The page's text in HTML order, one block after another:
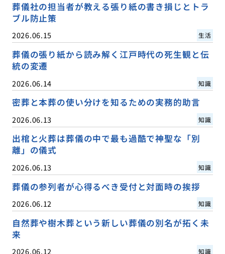
葬儀社の担当者が教える張り紙の書き損じとトラ
ブル防止策
2026.06.15 生活
葬儀の張り紙から読み解く江戸時代の死生観と伝
統の変遷
2026.06.14 知識
密葬と本葬の使い分けを知るための実務的助言
2026.06.13 知識
出棺と火葬は葬儀の中で最も過酷で神聖な「別
離」の儀式
2026.06.13 知識
葬儀の参列者が心得るべき受付と対面時の挨拶
2026.06.12 知識
自然葬や樹木葬という新しい葬儀の別名が拓く未
来
2026.06.12 知識